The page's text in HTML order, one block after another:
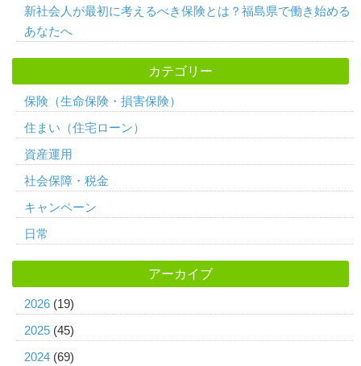
新社会人が最初に考えるべき保険とは？福島県で働き始める
あなたへ
カテゴリー
保険（生命保険・損害保険）
住まい（住宅ローン）
資産運用
社会保障・税金
キャンペーン
日常
アーカイブ
2026 (19)
2025 (45)
2024 (69)